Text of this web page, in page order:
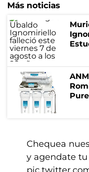
Más noticias
Chequea
y agendate